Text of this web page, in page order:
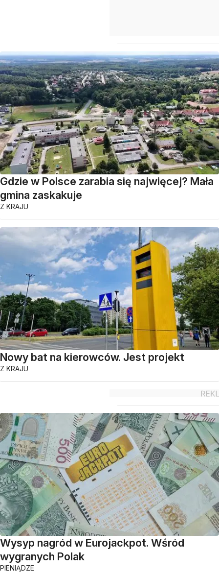
Gdzie w Polsce zarabia się najwięcej? Mała
gmina zaskakuje
Z KRAJU
Nowy bat na kierowców. Jest projekt
Z KRAJU
Wysyp nagród w Eurojackpot. Wśród
wygranych Polak
PIENIĄDZE